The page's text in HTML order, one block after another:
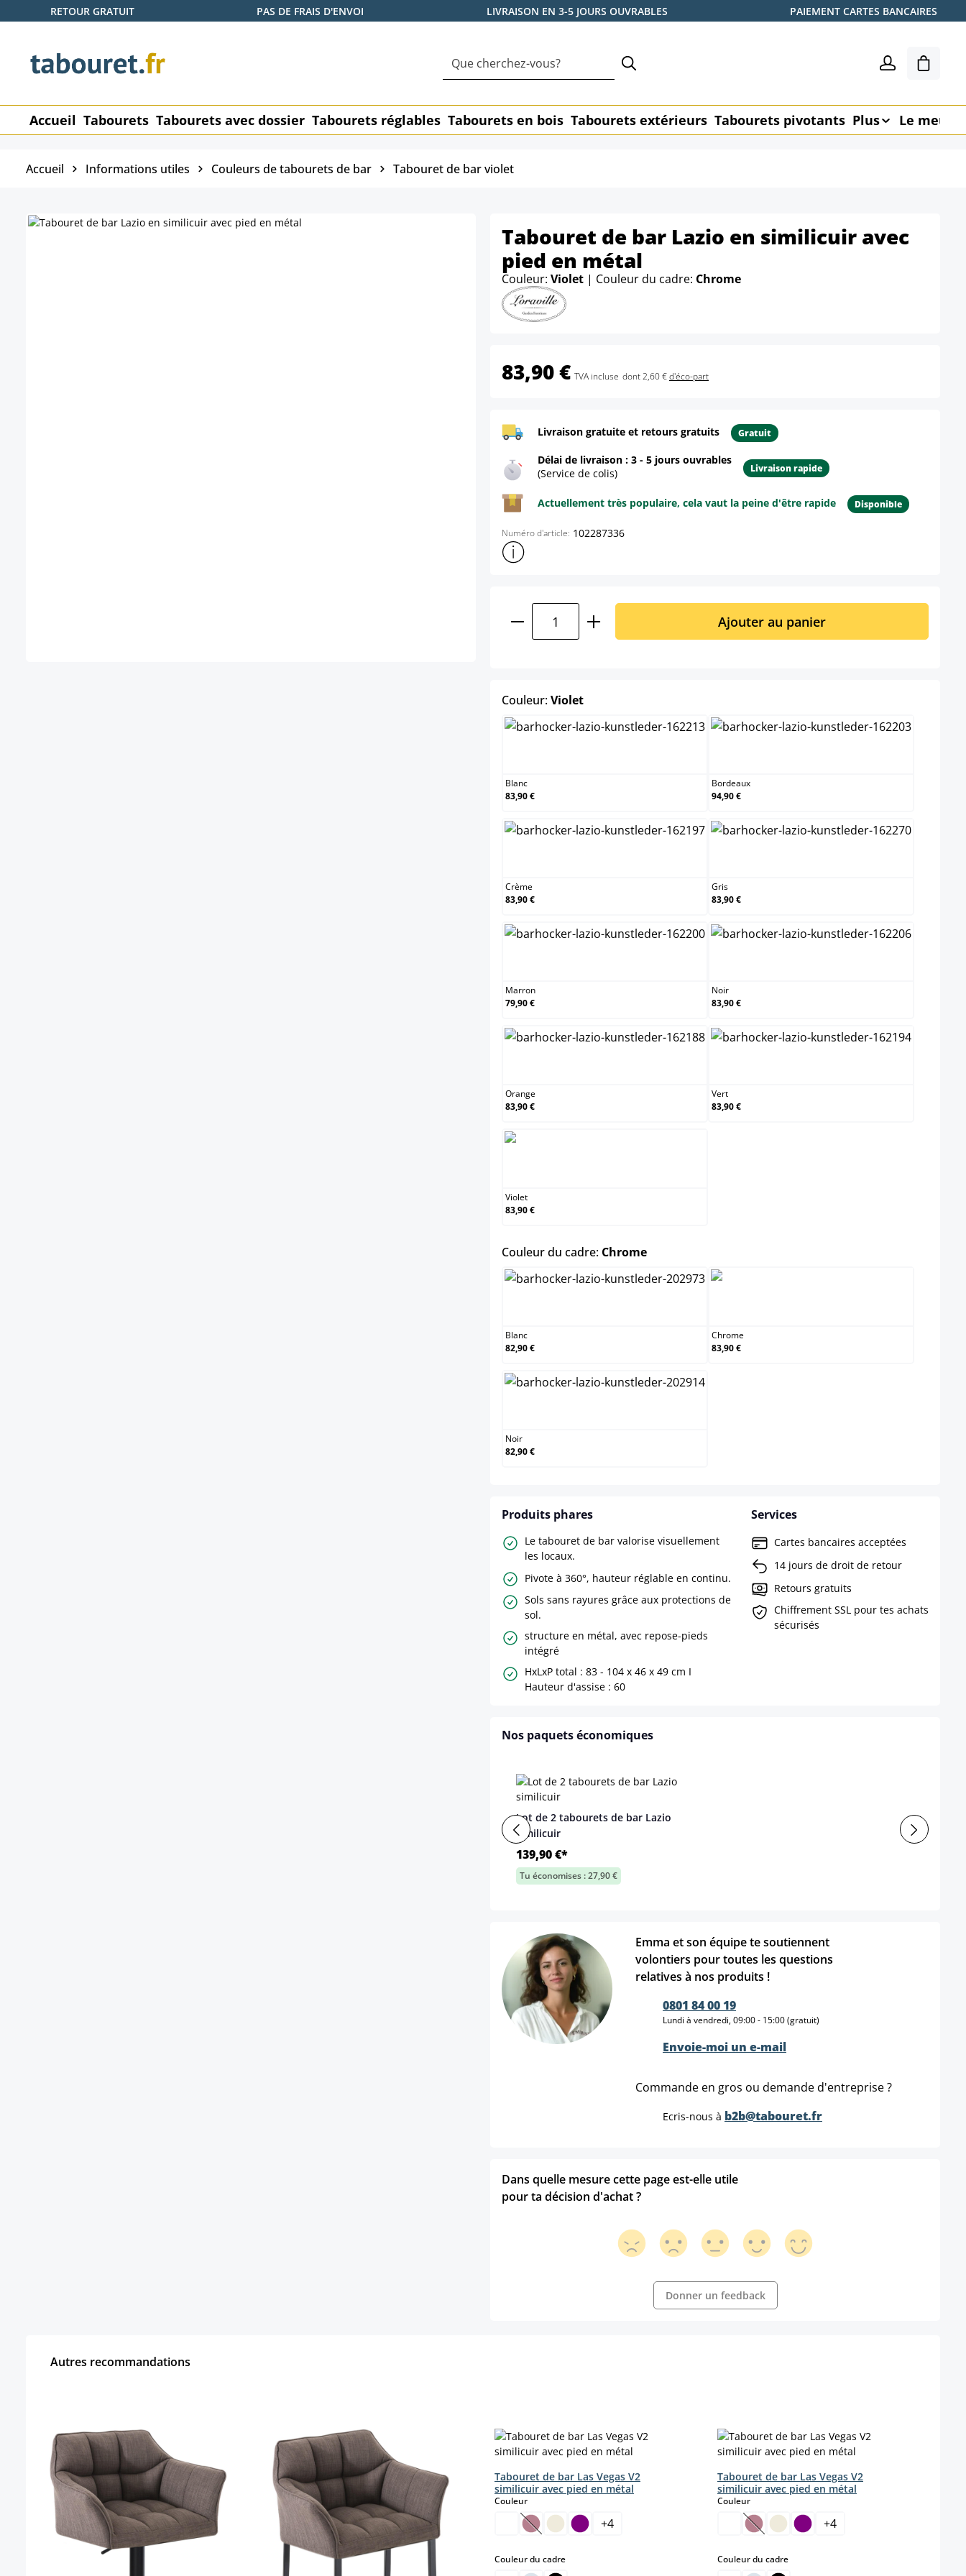
au contenu principal
Passer à la recherche
Passer à la navigation principale
RETOUR GRATUIT PAS DE FRAIS D'ENVOI LIVRAISON EN 3-5 JOURS OUVRABLES PAIEMENT CARTES BANCAIRES
Le
Accueil Tabourets Tabourets avec dossier Tabourets réglables Tabourets en bois Tabourets extérieurs Tabourets pivotants Plus Le
Accueil Informations utiles Couleurs de tabourets de bar Tabouret de bar violet
Tabouret de bar Lazio en similicuir avec
pied en métal
Couleur: Violet | Couleur du cadre: Chrome
83,90 € TVA incluse dont 2,60 €d'éco-part
Livraison gratuite et retours gratuits Gratuit
Délai de livraison : 3 - 5 jours ouvrables
(Service de colis)
Livraison rapide
Actuellement très populaire, cela vaut la peine d'être rapide Disponible
Numéro d'article: 102287336
Afficher plus d'informations sur le produit
Quantité de produit : Entrez la quantité souhaitée ou
Ajouter au panier
Couleur:Violetselect
Blanc
83,90 €
Bordeaux
94,90 €
Crème
83,90 €
Gris
83,90 €
Marron
79,90 €
Noir
83,90 €
Orange
83,90 €
Vert
83,90 €
Violet
83,90 €
Couleur du cadre: Chromeselect
Blanc
82,90 €
Chrome
83,90 €
Noir
82,90 €
Produits phares
Le tabouret de bar valorise visuellement
les locaux.
Pivote à 360°, hauteur réglable en continu.
Sols sans rayures grâce aux protections de
sol.
structure en métal, avec repose-pieds
intégré
HxLxP total : 83 - 104 x 46 x 49 cm I
Hauteur d'assise : 60
Services
Cartes bancaires acceptées
14 jours de droit de retour
Retours gratuits
Chiffrement SSL pour tes achats
sécurisés
Nos paquets économiques
Lot de 2 tabourets de bar Lazio
similicuir
139,90 €*
Tu économises : 27,90 €
Emma et son équipe te soutiennent
volontiers pour toutes les questions
relatives à nos produits !
0801 84 00 19
Lundi à vendredi, 09:00 - 15:00 (gratuit)
Envoie-moi un e-mail
Commande en gros ou demande d'entreprise ?
Ecris-nous à b2b@tabouret.fr
Dans quelle mesure cette page est-elle utile
pour ta décision d'achat ?
Donner un feedback
Autres recommandations
Tabouret de bar Las Vegas V2
similicuir avec pied en métal
Couleurselect
(Cette option n'est pas disponible pour le moment.)
+4
Couleur du cadreselect
Tabouret de bar Las Vegas V2
similicuir avec pied en métal
Couleurselect
(Cette option n'est pas disponible pour le
+4
Couleur du cadreselect